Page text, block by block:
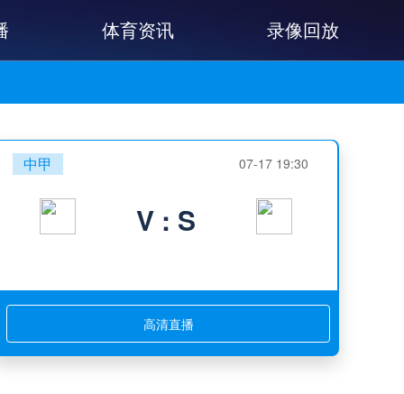
体育资讯 录像回放
中甲 07-17 19:30
V : S
高清直播